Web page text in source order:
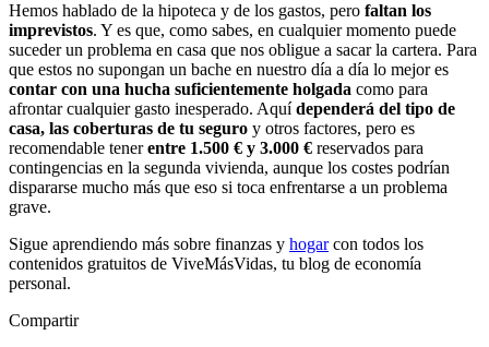
Hemos hablado de la hipoteca y de los gastos, pero faltan los
imprevistos. Y es que, como sabes, en cualquier momento puede
suceder un problema en casa que nos obligue a sacar la cartera. Para
que estos no supongan un bache en nuestro día a día lo mejor es
contar con una hucha suficientemente holgada como para
afrontar cualquier gasto inesperado. Aquídependerá del tipo de
casa, las coberturas de tu seguro y otros factores, pero es
recomendable tenerentre 1.500 € y 3.000 € reservados para
contingencias en la segunda vivienda, aunque los costes podrían
dispararse mucho más que eso si toca enfrentarse a un problema
grave.
Sigue aprendiendo más sobre finanzas y hogarcon todos los
contenidos gratuitos de ViveMásVidas, tu blog de economía
personal.
Compartir